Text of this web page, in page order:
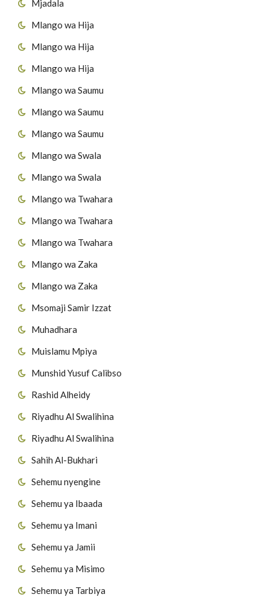
Mjadala
Mlango wa Hija
Mlango wa Hija
Mlango wa Hija
Mlango wa Saumu
Mlango wa Saumu
Mlango wa Saumu
Mlango wa Swala
Mlango wa Swala
Mlango wa Twahara
Mlango wa Twahara
Mlango wa Twahara
Mlango wa Zaka
Mlango wa Zaka
Msomaji Samir Izzat
Muhadhara
Muislamu Mpiya
Munshid Yusuf Calibso
Rashid Alheidy
Riyadhu Al Swalihina
Riyadhu Al Swalihina
Sahih Al-Bukhari
Sehemu nyengine
Sehemu ya Ibaada
Sehemu ya Imani
Sehemu ya Jamii
Sehemu ya Misimo
Sehemu ya Tarbiya